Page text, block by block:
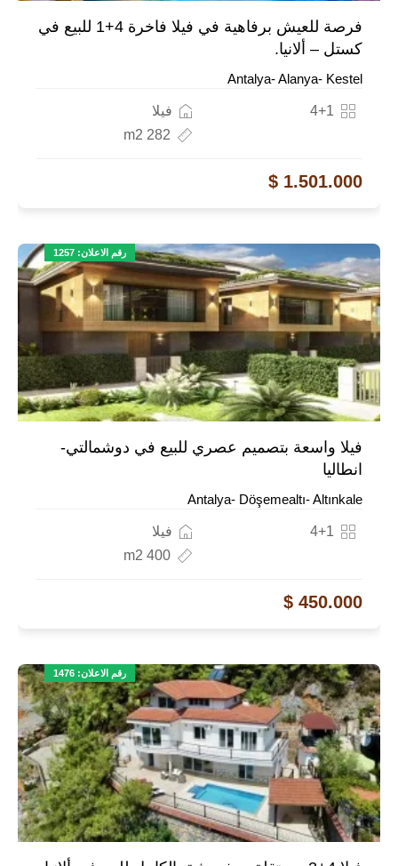
فرصة للعيش برفاهية في فيلا فاخرة 4+1 للبيع في
كستل – ألانيا.
Antalya- Alanya- Kestel
فيلا
4+1
282 m2
1.501.000 $
رقم الاعلان: 1257
فيلا واسعة بتصميم عصري للبيع في دوشمالتي-
انطاليا
Antalya- Döşemealtı- Altınkale
فيلا
4+1
400 m2
450.000 $
رقم الاعلان: 1476